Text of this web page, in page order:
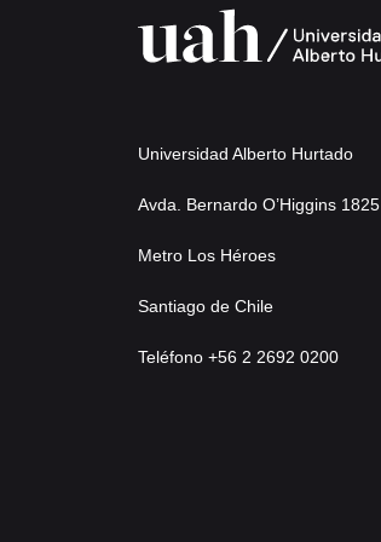
Universidad Alberto Hurtado
Avda. Bernardo O’Higgins 1825
Metro Los Héroes
Santiago de Chile
Teléfono +56 2 2692 0200